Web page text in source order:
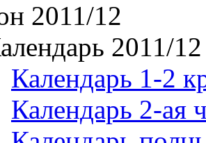
2011/12
2011/12
Календарь 1-2
Календарь 2-ая